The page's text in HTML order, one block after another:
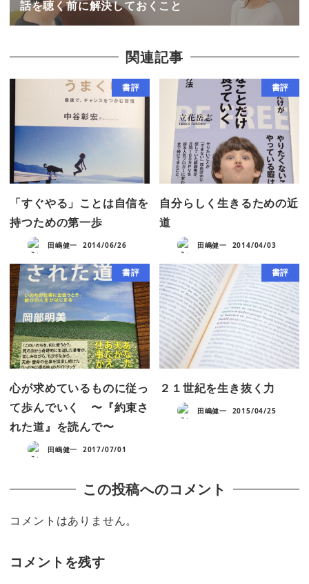
話を聴く前に解決しておくこと
関連記事
書評
「すぐやる」ことは自信を
持つための第一歩
田嶋健一 2014/06/26
書評
自分らしく生きるための近
道
田嶋健一 2014/04/03
書評
心が求めているものに従っ
て歩んでいく 〜『約束さ
れた道』を読んで〜
田嶋健一 2017/07/01
書評
２１世紀を生き抜く力
田嶋健一 2015/04/25
この投稿へのコメント
コメントはありません。
コメントを残す